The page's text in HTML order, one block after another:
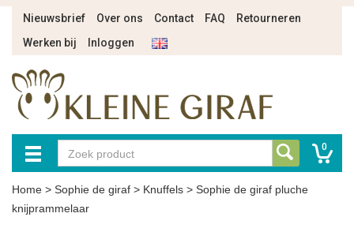
Nieuwsbrief Over ons Contact FAQ
Retourneren
Werken bij
Inloggen
0
Home > Sophie de giraf > Knuffels > Sophie de giraf pluche
knijprammelaar